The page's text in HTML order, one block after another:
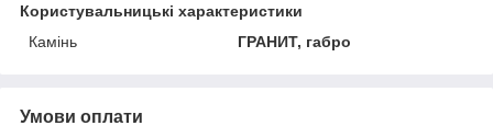
Користувальницькі характеристики
Камінь
ГРАНИТ, габро
Умови оплати